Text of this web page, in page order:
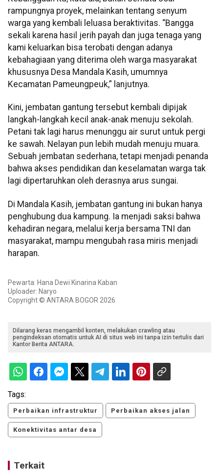
rampungnya proyek, melainkan tentang senyum
warga yang kembali leluasa beraktivitas. “Bangga
sekali karena hasil jerih payah dan juga tenaga yang
kami keluarkan bisa terobati dengan adanya
kebahagiaan yang diterima oleh warga masyarakat
khususnya Desa Mandala Kasih, umumnya
Kecamatan Pameungpeuk,” lanjutnya.
Kini, jembatan gantung tersebut kembali dipijak
langkah-langkah kecil anak-anak menuju sekolah.
Petani tak lagi harus menunggu air surut untuk pergi
ke sawah. Nelayan pun lebih mudah menuju muara.
Sebuah jembatan sederhana, tetapi menjadi penanda
bahwa akses pendidikan dan keselamatan warga tak
lagi dipertaruhkan oleh derasnya arus sungai.
Di Mandala Kasih, jembatan gantung ini bukan hanya
penghubung dua kampung. Ia menjadi saksi bahwa
kehadiran negara, melalui kerja bersama TNI dan
masyarakat, mampu mengubah rasa miris menjadi
harapan.
Pewarta: Hana Dewi Kinarina Kaban
Uploader: Naryo
Copyright © ANTARA BOGOR 2026
Dilarang keras mengambil konten, melakukan crawling atau
pengindeksan otomatis untuk AI di situs web ini tanpa izin tertulis dari
Kantor Berita ANTARA.
Tags:
Perbaikan infrastruktur Perbaikan akses jalan
Konektivitas antar desa
Terkait